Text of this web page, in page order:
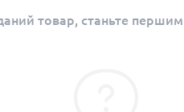
товар, станьте першим